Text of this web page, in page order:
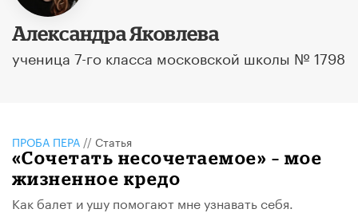
Александра Яковлева
ученица 7-го класса московской школы № 1798
ПРОБА ПЕРА // Статья
«Сочетать несочетаемое» – мое
жизненное кредо
Как балет и ушу помогают мне узнавать себя.